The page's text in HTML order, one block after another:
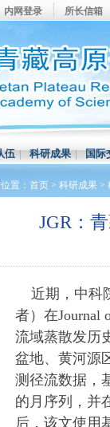
内网登录 所长信箱
伍|科研成果|国际
置： 首页 > 科研成果 >
JGR：
近期，中科
者）在Journal
流域蒸散发历
盆地、黄河源
测径流数据，
的月序列，并
后，该文使用